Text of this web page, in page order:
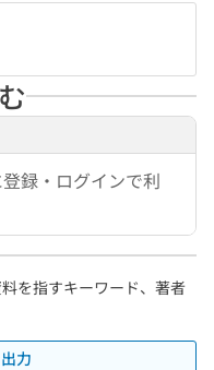
録・ログインで利
を指すキーワード、著者
力